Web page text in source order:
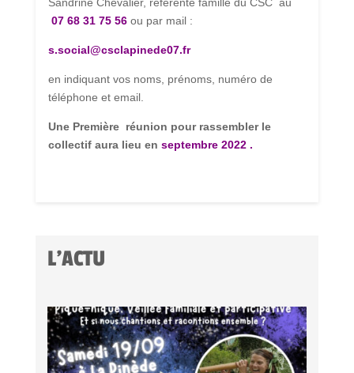
07 68 31 75 56ou par mail :
s.social@csclapinede07.fr
en indiquant vos noms, prénoms, numéro de
téléphone et email.
Une Première réunion pour rassembler le
collectif aura lieu en septembre 2022 .
L'ACTU